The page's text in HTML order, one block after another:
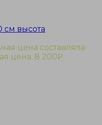
см высота
цена составляла
цена: 8 200₽.